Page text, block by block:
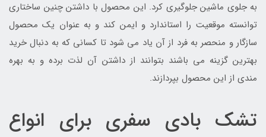
به جلوی ماشین جلوگیری کرد. این محصول با داشتن چنین ساختاری
توانسته موقعیت را استاندارد و ایمن کند و به عنوان یک محصول
سازگار و منحصر به فرد از آن یاد می شود تا کسانی که به دنبال خرید
بهترین گزینه می باشند بتوانند از داشتن آن لذت برده و به بهره
مندی از این محصول بپردازند.
تشک بادی سفری برای انواع